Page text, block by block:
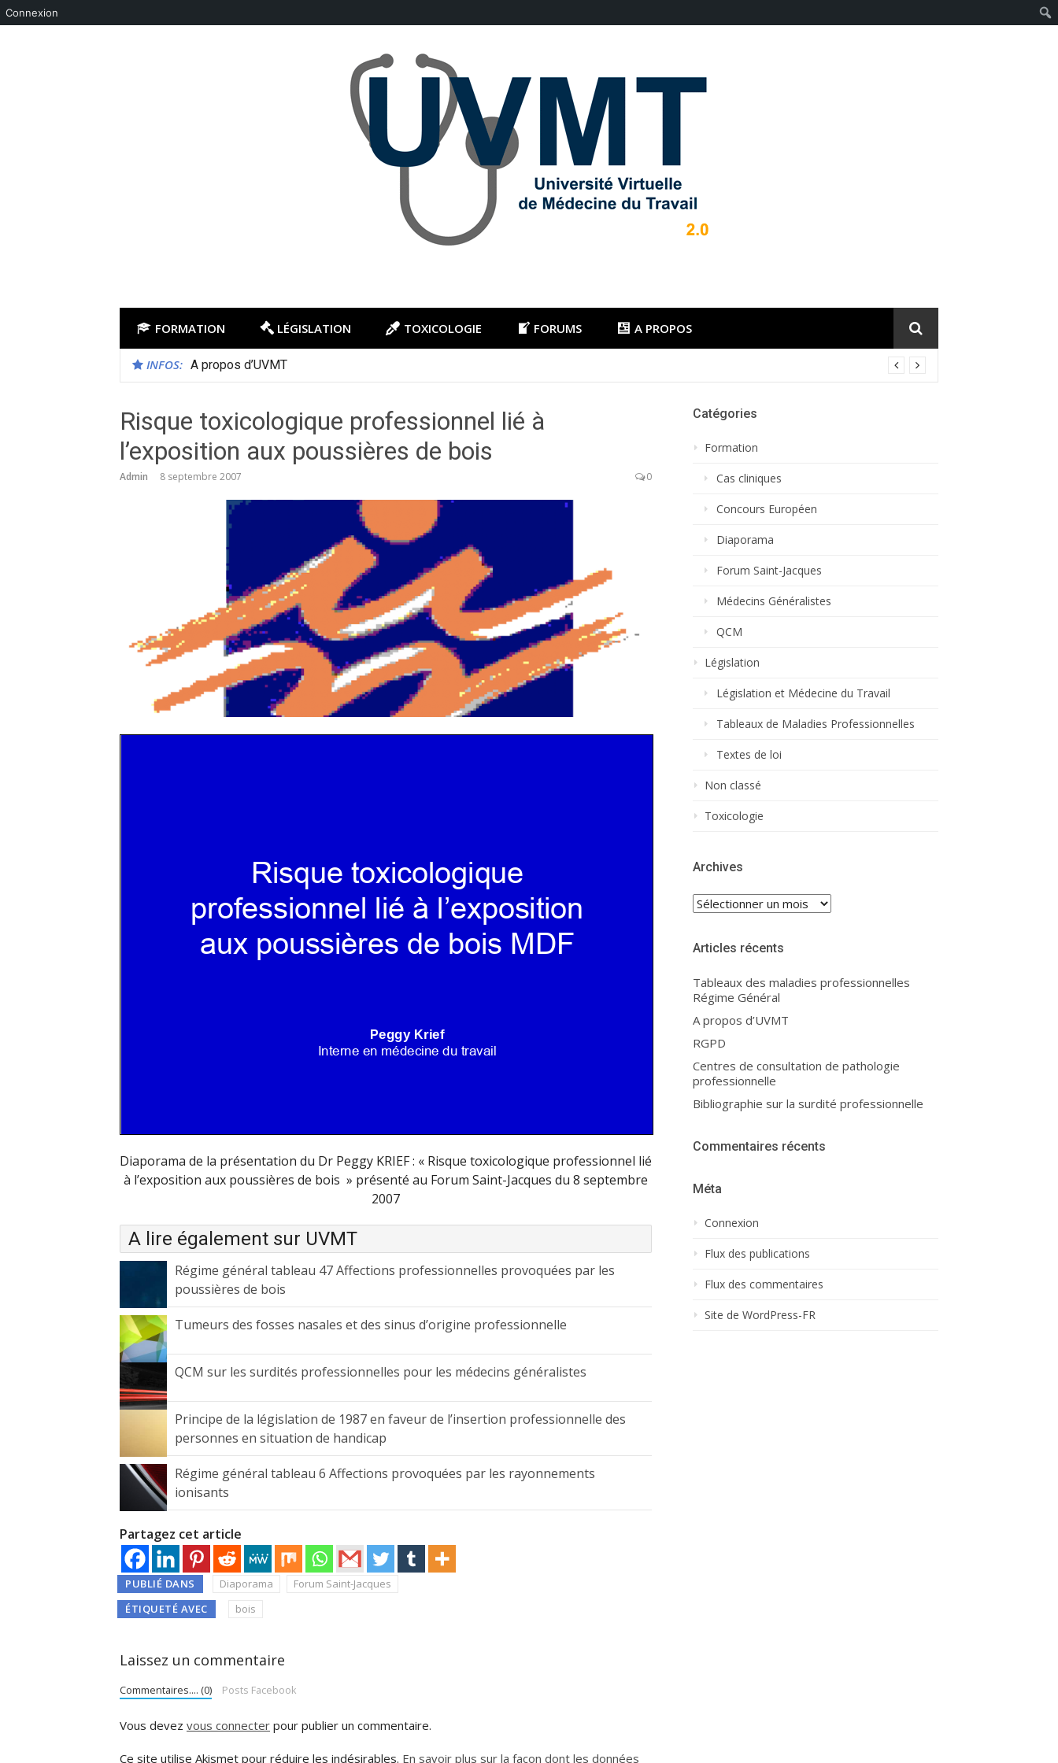
Connexion
FORMATION LÉGISLATION TOXICOLOGIE FORUMS A PROPOS
INFOS: A propos d’UVMT
Risque toxicologique professionnel lié à
l’exposition aux poussières de bois
Admin 8 septembre 2007 0
Diaporama de la présentation du Dr Peggy KRIEF : « Risque toxicologique professionnel lié
à l’exposition aux poussières de bois » présenté au Forum Saint-Jacques du 8 septembre
2007
A lire également sur UVMT
Régime général tableau 47 Affections professionnelles provoquées par les
poussières de bois
Tumeurs des fosses nasales et des sinus d’origine professionnelle
QCM sur les surdités professionnelles pour les médecins généralistes
Principe de la législation de 1987 en faveur de l’insertion professionnelle des
personnes en situation de handicap
Régime général tableau 6 Affections provoquées par les rayonnements
ionisants
Partagez cet article
PUBLIÉ DANS Diaporama
Forum Saint-Jacques
ÉTIQUETÉ AVEC
bois
Laissez un commentaire
Commentaires.... (0) Posts Facebook
Vous devez vous connecter pour publier un commentaire.
Ce site utilise Akismet pour réduire les indésirables. En savoir plus sur la façon dont les données
Catégories
Formation
Cas cliniques
Concours Européen
Diaporama
Forum Saint-Jacques
Médecins Généralistes
QCM
Législation
Législation et Médecine du Travail
Tableaux de Maladies Professionnelles
Textes de loi
Non classé
Toxicologie
Archives
Archives
Articles récents
Tableaux des maladies professionnelles
Régime Général
A propos d’UVMT
RGPD
Centres de consultation de pathologie
professionnelle
Bibliographie sur la surdité professionnelle
Commentaires récents
Méta
Connexion
Flux des publications
Flux des commentaires
Site de WordPress-FR